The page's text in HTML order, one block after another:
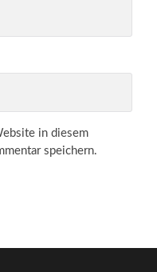
in diesem
speichern.